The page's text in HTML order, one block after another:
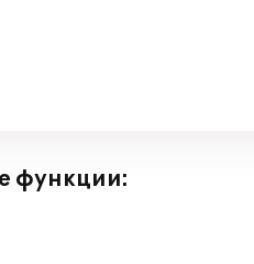
функции: